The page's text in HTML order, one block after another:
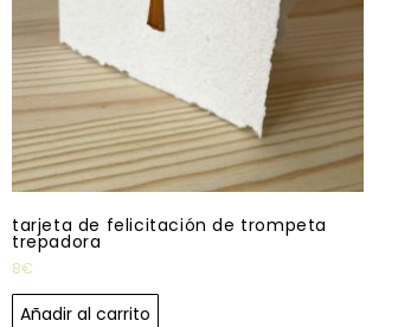
tarjeta de felicitación de trompeta
trepadora
8€
Añadir al carrito